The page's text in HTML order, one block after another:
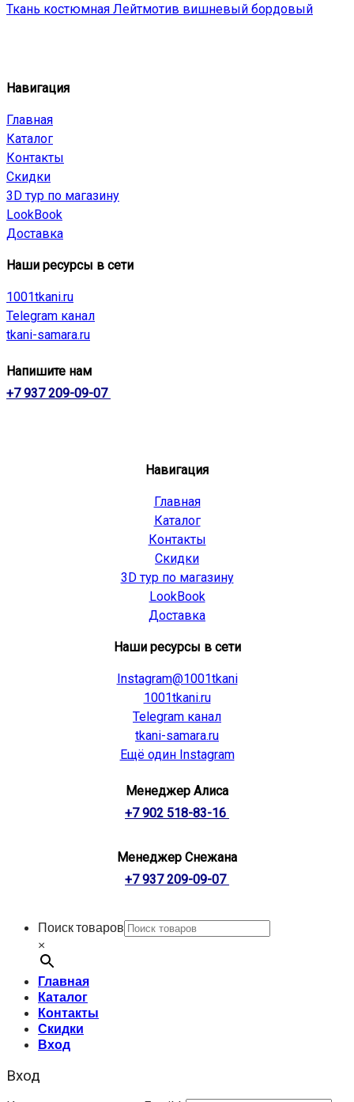
Ткань костюмная Лейтмотив вишневый бордовый
Навигация
Главная
Каталог
Контакты
Скидки
3D тур по магазину
LookBook
Доставка
Наши ресурсы в сети
1001tkani.ru
Telegram канал
tkani-samara.ru
Напишите нам
+7 937 209-09-07
Навигация
Главная
Каталог
Контакты
Скидки
3D тур по магазину
LookBook
Доставка
Наши ресурсы в сети
Instagram@1001tkani
1001tkani.ru
Telegram канал
tkani-samara.ru
Ещё один Instagram
Менеджер Алиса
+7 902 518-83-16
Менеджер Снежана
+7 937 209-09-07
Поиск товаров
×
Главная
Каталог
Контакты
Скидки
Вход
Вход